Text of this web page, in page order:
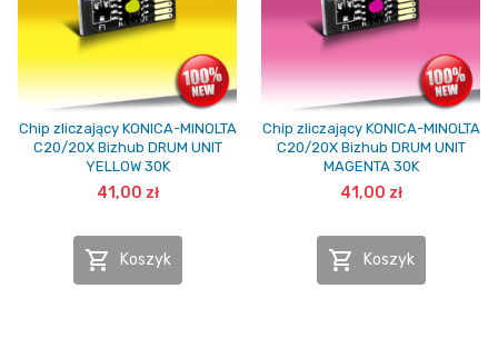
Chip zliczający KONICA-MINOLTA
C20/20X Bizhub DRUM UNIT
YELLOW 30K
41,00 zł
 Koszyk
Chip zliczający KONICA-MINOLTA
C20/20X Bizhub DRUM UNIT
MAGENTA 30K
41,00 zł
 Koszyk